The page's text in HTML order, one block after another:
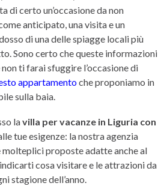
di certo un’occasione da non
anticipato, una visita e un
di una delle spiagge locali più
Sono certo che queste informazioni
ti farai sfuggire l’occasione di
appartamentoche proponiamo in
sulla baia.
lavilla per vacanze in Liguria con
tue esigenze: la nostra agenzia
proposte adatte anche al
cosa visitare e le attrazioni da
stagione dell’anno.